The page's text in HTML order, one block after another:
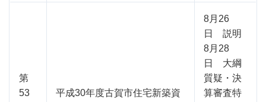
第
53
平成30年度古賀市住宅新築資
8月26
日 説明
8月28
日 大綱
質疑・決
算審査特